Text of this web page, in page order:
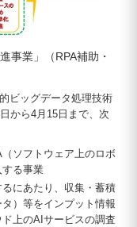
事業」（RPA補助・
ビッグデータ処理技術
から4月15日まで、次
ソフトウェア上のロボ
る事業
にあたり、収集・蓄積
）等をインプット情報
上のAIサービスの調査